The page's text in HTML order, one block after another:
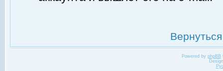
Powered by phpBB